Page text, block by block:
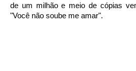
de um milhão e meio de cópias
"Você não soube me amar".